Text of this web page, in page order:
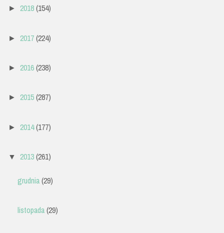
► 2018(154)
► 2017(224)
► 2016(238)
► 2015(287)
► 2014(177)
▼ 2013(261)
grudnia(29)
listopada(29)